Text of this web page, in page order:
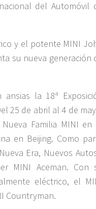
del Automóvil
y el potente MINI
su nueva generación
la 18ª
25 de abril al 4 de
Familia MINI en
en Beijing. Como
Era, Nuevos
MINI Aceman. Con
eléctrico, el
Countryman.